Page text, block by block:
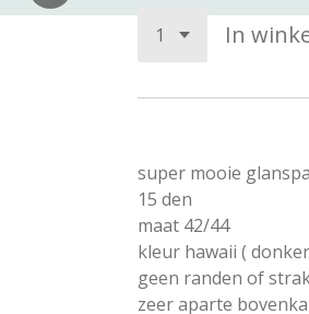
In
super mooie
15 den
maat 42/44
kleur hawaii (
geen randen of
zeer aparte